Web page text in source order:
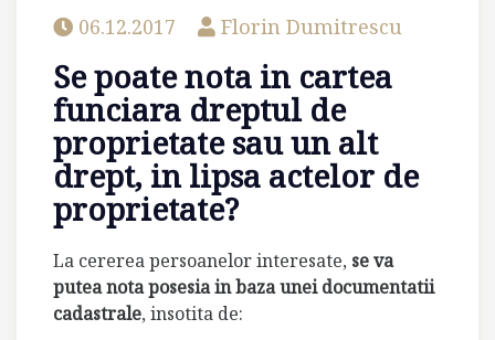
06.12.2017 Florin Dumitrescu
Se poate nota in cartea
funciara dreptul de
proprietate sau un alt
drept, in lipsa actelor de
proprietate?
La cererea persoanelor interesate, se va
putea nota posesia in baza unei documentatii
cadastrale, insotita de: